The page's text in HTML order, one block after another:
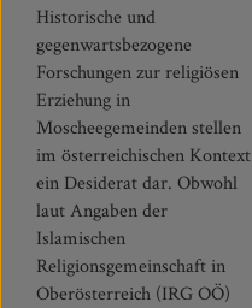
Historische und
gegenwartsbezogene
Forschungen zur religiösen
Erziehung in
Moscheegemeinden stellen
im österreichischen Kontext
ein Desiderat dar. Obwohl
laut Angaben der
Islamischen
Religionsgemeinschaft in
Oberösterreich (IRG OÖ)
interinstitutionelle
Forschungsprojekt
"Koranschulen/Moscheeunterricht
in OÖ" von der
Integrationsstelle des Landes
Oberösterreich in Auftrag
gegeben. Die Private
Pädagogische Hochschule der
Diözese Linz (PHDL), die
Johannes Kepler Universität
Linz (JKU) und der